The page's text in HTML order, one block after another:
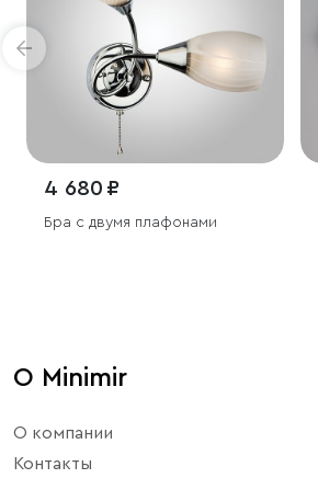
4 680 ₽
Бра с двумя плафонами
О Minimir
О компании
Контакты